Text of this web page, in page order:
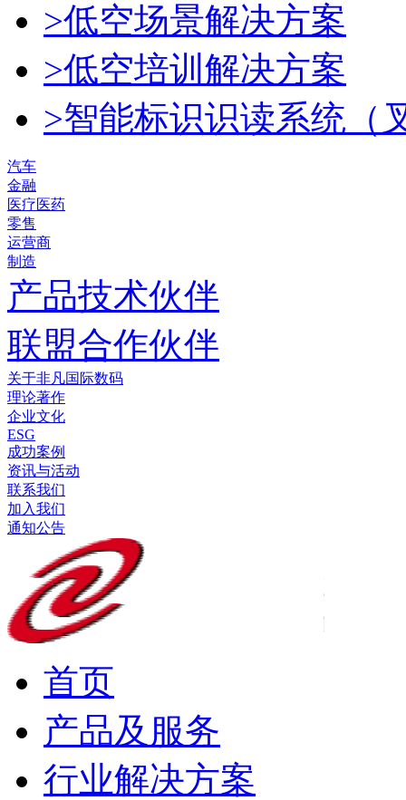
>低空场景解决方案
>低空培训解决方案
>智能标识识读系统（
汽车
金融
医疗医药
零售
运营商
制造
产品技术伙伴
联盟合作伙伴
关于非凡国际数码
理论著作
企业文化
ESG
成功案例
资讯与活动
联系我们
加入我们
通知公告
首页
产品及服务
行业解决方案